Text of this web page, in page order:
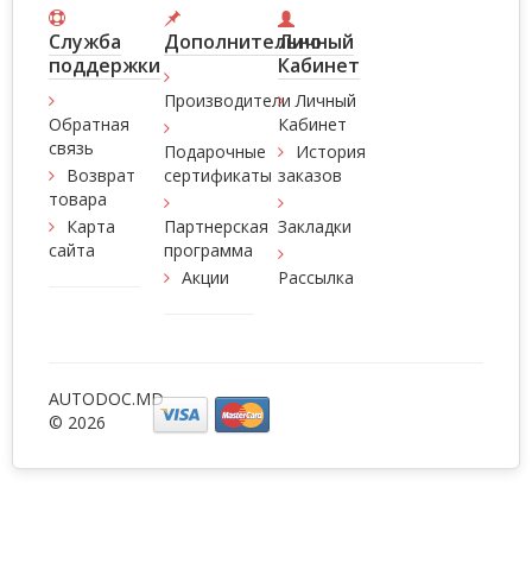
Служба
поддержки
Обратная
связь
Возврат
товара
Карта
сайта
Дополнительно
Производители
Подарочные
сертификаты
Партнерская
программа
Акции
Личный
Кабинет
Личный
Кабинет
История
заказов
Закладки
Рассылка
AUTODOC.MD
© 2026